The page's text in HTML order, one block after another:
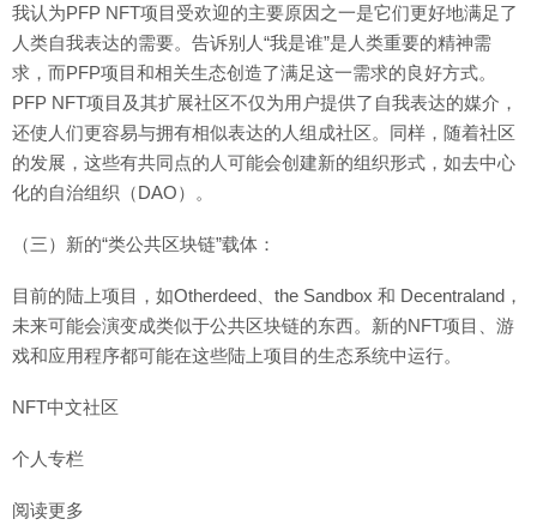
我认为PFP NFT项目受欢迎的主要原因之一是它们更好地满足了
人类自我表达的需要。告诉别人“我是谁”是人类重要的精神需
求，而PFP项目和相关生态创造了满足这一需求的良好方式。
PFP NFT项目及其扩展社区不仅为用户提供了自我表达的媒介，
还使人们更容易与拥有相似表达的人组成社区。同样，随着社区
的发展，这些有共同点的人可能会创建新的组织形式，如去中心
化的自治组织（DAO）。
（三）新的“类公共区块链”载体：
目前的陆上项目，如Otherdeed、the Sandbox 和 Decentraland，
未来可能会演变成类似于公共区块链的东西。新的NFT项目、游
戏和应用程序都可能在这些陆上项目的生态系统中运行。
NFT中文社区
个人专栏
阅读更多